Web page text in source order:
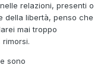
relazioni, presenti o
della libertà, penso che
mai troppo
sono